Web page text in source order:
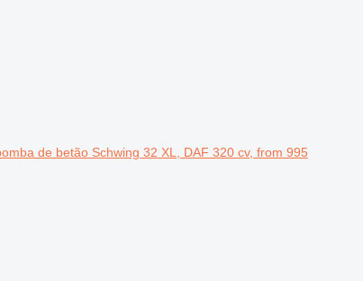
de betão Schwing 32 XL, DAF 320 cv, from 995